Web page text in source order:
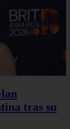
tras su